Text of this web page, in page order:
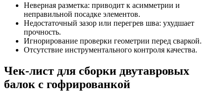
Неверная разметка: приводит к асимметрии и
неправильной посадке элементов.
Недостаточный зазор или перегрев шва: ухудшает
прочность.
Игнорирование проверки геометрии перед сваркой.
Отсутствие инструментального контроля качества.
Чек-лист для сборки двутавровых
балок с гофрированкой